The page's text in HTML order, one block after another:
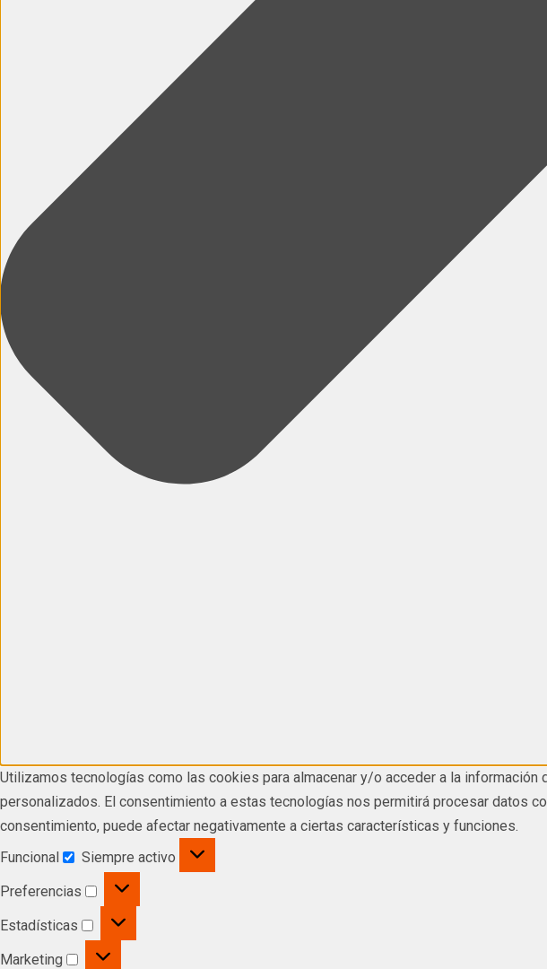
Utilizamos tecnologías como las cookies para almacenar y/o acceder a la
personalizados. El consentimiento a estas tecnologías nos permitirá procesar datos
consentimiento, puede afectar negativamente a ciertas características y funciones.
Funcional
Siempre activo
Preferencias
Estadísticas
Marketing